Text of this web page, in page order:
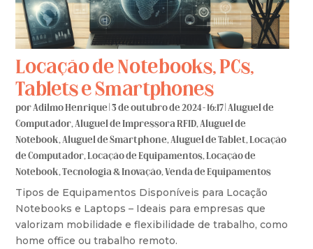
Locação de Notebooks, PCs,
Tablets e Smartphones
porAdilmo Henrique |3 de outubro de 2024 - 16:17 |Aluguel de
Computador,Aluguel de Impressora RFID,Aluguel de
Notebook,Aluguel de Smartphone,Aluguel de Tablet,Locação
de Computador,Locação de Equipamentos,Locação de
Notebook,Tecnologia & Inovação, Venda de Equipamentos
Tipos de Equipamentos Disponíveis para Locação
Notebooks e Laptops – Ideais para empresas que
valorizam mobilidade e flexibilidade de trabalho, como
home office ou trabalho remoto.